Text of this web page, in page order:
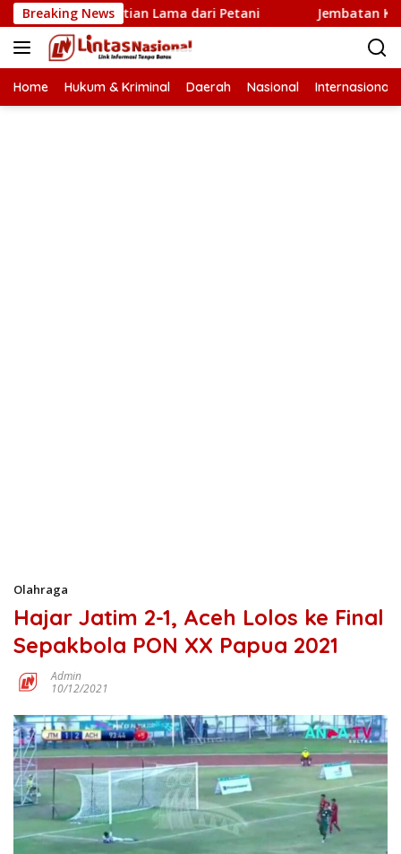
Langsung
ke
konten
Breaking News
Baru Penantian Lama dari Petani Jembatan Krueng
Home Hukum & Kriminal Daerah Nasional Internasional
Olahraga
Hajar Jatim 2-1, Aceh Lolos ke Final
Sepakbola PON XX Papua 2021
Admin
10/12/2021